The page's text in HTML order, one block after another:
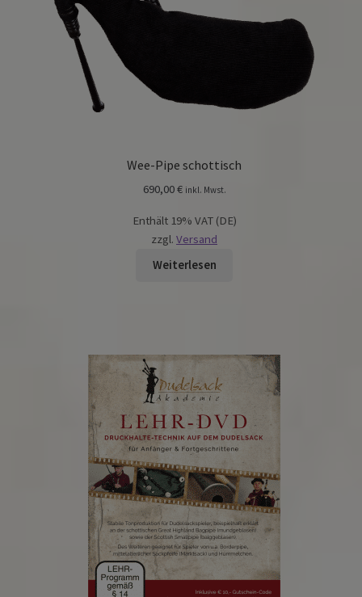
Wee-Pipe schottisch
690,00€ inkl. Mwst.
Enthält 19% VAT (DE)
zzgl. Versand
Weiterlesen